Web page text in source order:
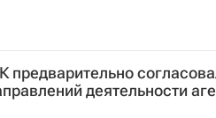
деятельности